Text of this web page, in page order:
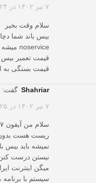
۷ تیر ۱۴۰۲ در ۱۱:۲۴ ق.ظ
سلام وقت بخیر
بیس باند شما
noservice میشه
قیمت بستگی به
shahriar گفت:
۷ تیر ۱۴۰۲ در ۱۲:۲۵ ق.ظ
ریست هست بدون
نمیشه باید بیس
نیستن درست
میگن اینترنت
سیستم با